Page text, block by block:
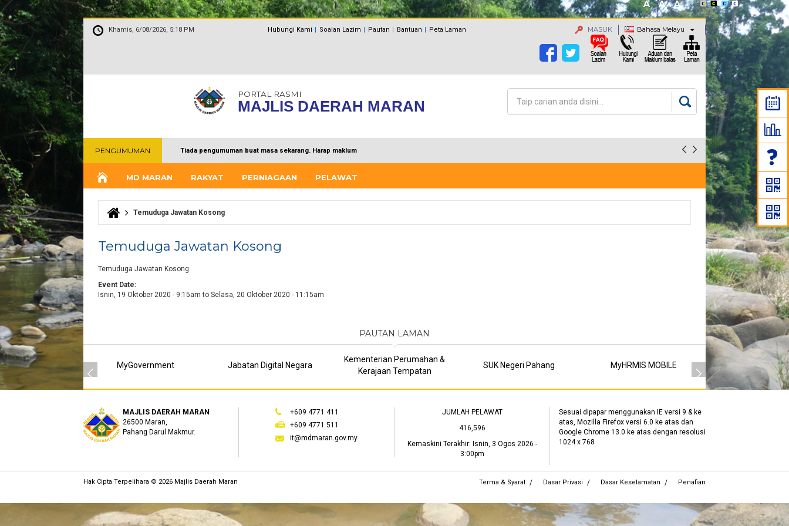
Khamis, 6/08/2026, 5:18 PM Hubungi Kami Soalan Lazim Pautan Bantuan Peta Laman MASUK Bahasa Melayu
PORTAL RASMI
MAJLIS DAERAH MARAN Borang carian
Carian
PENGUMUMAN Tiada pengumuman buat masa sekarang. Harap maklum
MD MARAN RAKYAT PERNIAGAAN PELAWAT
Anda di sini
Temuduga Jawatan Kosong
Temuduga Jawatan Kosong
Temuduga Jawatan Kosong
Event Date:
Isnin, 19 Oktober 2020 - 9:15am to Selasa, 20 Oktober 2020 - 11:15am
PAUTAN LAMAN
MyGovernment Jabatan Digital Negara
Kementerian Perumahan &
Kerajaan Tempatan
SUK Negeri Pahang MyHRMIS MOBILE MSC
MAJLIS DAERAH MARAN
26500 Maran,
Pahang Darul Makmur.
+609 4771 411
+609 4771 511
it@mdmaran.gov.my
JUMLAH PELAWAT
416,596
Kemaskini Terakhir: Isnin, 3 Ogos 2026 -
3:00pm
Sesuai dipapar menggunakan IE versi 9 & ke
atas, Mozilla Firefox versi 6.0 ke atas dan
Google Chrome 13.0 ke atas dengan resolusi
1024 x 768
Hak Cipta Terpelihara © 2026 Majlis Daerah Maran Terma & Syarat Dasar Privasi Dasar Keselamatan Penafian